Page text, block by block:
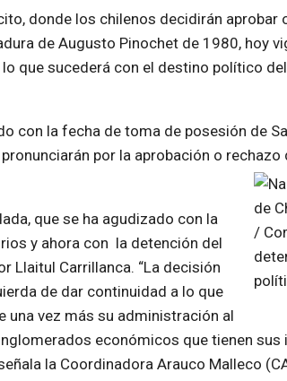
donde los chilenos decidirán aprobar
de Augusto Pinochet de 1980, hoy
que sucederá con el destino político
con la fecha de toma de posesión de
por la aprobación o
que se ha agudizado con la
y ahora con la detención del
Llaitul Carrillanca. “La decisión
de dar continuidad a lo que
una vez más su administración al
económicos que tienen sus
la Coordinadora Arauco Malleco